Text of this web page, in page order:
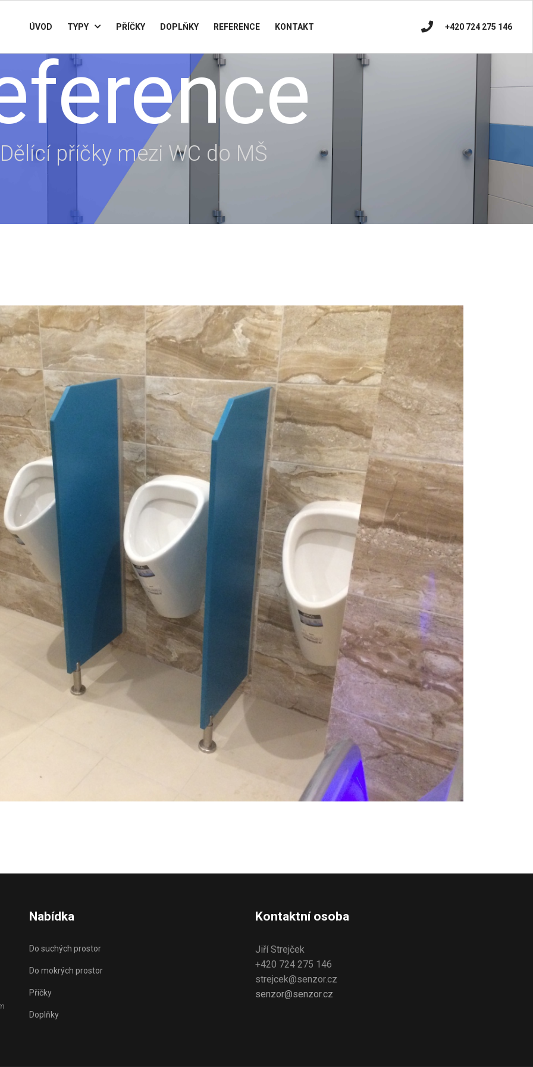
ÚVOD TYPY PŘÍČKY DOPLŇKY REFERENCE KONTAKT +420 724 275 146
Dělící příčky mezi WC do MŠ
Nabídka
Do suchých prostor
Do mokrých prostor
Příčky
Doplňky
Kontaktní osoba
Jiří Strejček
+420 724 275 146
strejcek@senzor.cz
senzor@senzor.cz